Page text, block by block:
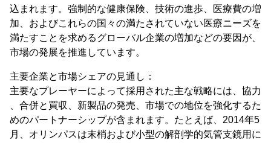
込まれます。強制的な健康保険、技術の進歩、医療費の増
加、およびこれらの国々の満たされていない医療ニーズを
満たすことを求めるグローバル企業の増加などの要因が、
市場の発展を推進しています。
主要企業と市場シェアの見通し：
主要なプレーヤーによって採用された主な戦略には、協力
、合併と買収、新製品の発売、市場での地位を強化するた
めのパートナーシップが含まれます。たとえば、2014年5
月、オリンパスは末梢および小型の解剖学的気管支鏡用に